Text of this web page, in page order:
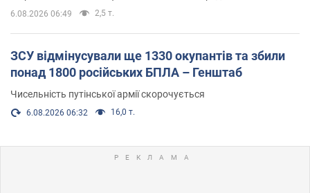
6.08.2026 06:49 2,5 т.
ЗСУ відмінусували ще 1330 окупантів та збили
понад 1800 російських БПЛА – Генштаб
Чисельність путінської армії скорочується
6.08.2026 06:32 16,0 т.